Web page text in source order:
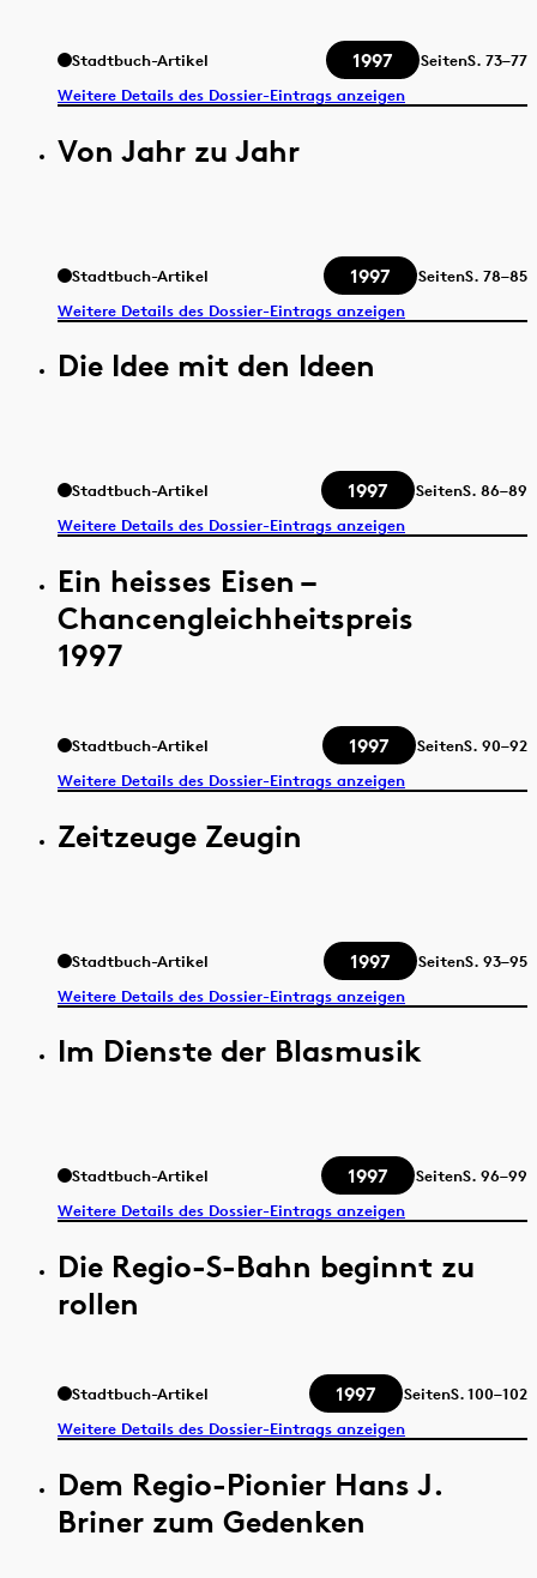
Stadtbuch-Artikel 1997 SeitenS. 73–77
Weitere Details des Dossier-Eintrags anzeigen
Von Jahr zu Jahr
Stadtbuch-Artikel 1997 SeitenS. 78–85
Weitere Details des Dossier-Eintrags anzeigen
Die Idee mit den Ideen
Stadtbuch-Artikel 1997 SeitenS. 86–89
Weitere Details des Dossier-Eintrags anzeigen
Ein heisses Eisen –
Chancengleichheitspreis
1997
Stadtbuch-Artikel 1997 SeitenS. 90–92
Weitere Details des Dossier-Eintrags anzeigen
Zeitzeuge Zeugin
Stadtbuch-Artikel 1997 SeitenS. 93–95
Weitere Details des Dossier-Eintrags anzeigen
Im Dienste der Blasmusik
Stadtbuch-Artikel 1997 SeitenS. 96–99
Weitere Details des Dossier-Eintrags anzeigen
Die Regio-S-Bahn beginnt zu
rollen
Stadtbuch-Artikel 1997 SeitenS.100–102
Weitere Details des Dossier-Eintrags anzeigen
Dem Regio-Pionier Hans J.
Briner zum Gedenken